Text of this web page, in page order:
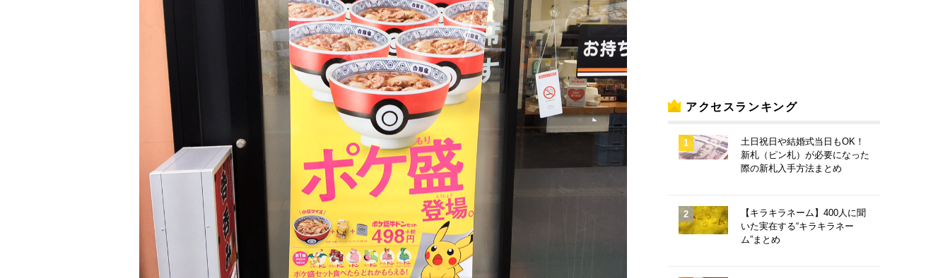
アクセスランキング
土日祝日や結婚式当日もOK！
新札（ピン札）が必要になった
際の新札入手方法まとめ
【キラキラネーム】400人に聞
いた実在する“キラキラネー
ム”まとめ